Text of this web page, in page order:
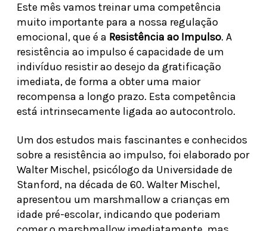
Este mês vamos treinar uma competência
muito importante para a nossa regulação
emocional, que é a Resistência ao Impulso. A
resistência ao impulso é capacidade de um
indivíduo resistir ao desejo da gratificação
imediata, de forma a obter uma maior
recompensa a longo prazo. Esta competência
está intrinsecamente ligada ao autocontrolo.
Um dos estudos mais fascinantes e conhecidos
sobre a resistência ao impulso, foi elaborado por
Walter Mischel, psicólogo da Universidade de
Stanford, na década de 60. Walter Mischel,
apresentou um marshmallow a crianças em
idade pré-escolar, indicando que poderiam